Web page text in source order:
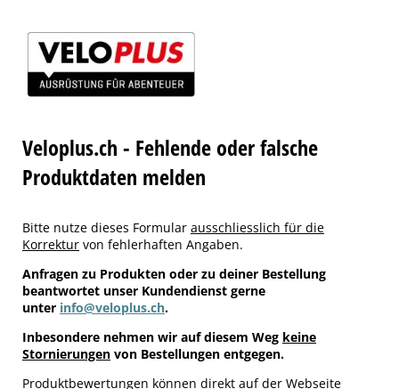
Veloplus.ch - Fehlende oder falsche
Produktdaten melden
Bitte nutze dieses Formular ausschliesslich für die
Korrektur von fehlerhaften Angaben.
Anfragen zu Produkten oder zu deiner Bestellung
beantwortet unser Kundendienst gerne
unter info@veloplus.ch.
Inbesondere nehmen wir auf diesem Weg keine
Stornierungen von Bestellungen entgegen.
Produktbewertungen können direkt auf der Webseite